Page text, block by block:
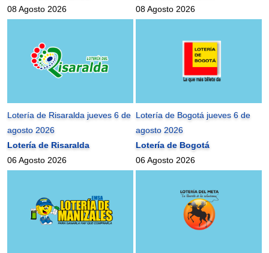
08 Agosto 2026
08 Agosto 2026
Lotería de Risaralda jueves 6 de
agosto 2026
Lotería de Risaralda
06 Agosto 2026
Lotería de Bogotá jueves 6 de
agosto 2026
Lotería de Bogotá
06 Agosto 2026